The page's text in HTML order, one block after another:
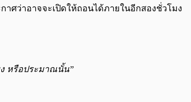
าศว่าอาจจะเปิดให้ถอนได้ภายในอีกสองชั่วโมง
หรือประมาณนั้น”